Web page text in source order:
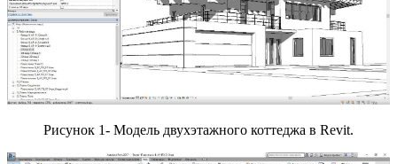
Рисунок 1- Модель двухэтажного коттеджа в Revit.